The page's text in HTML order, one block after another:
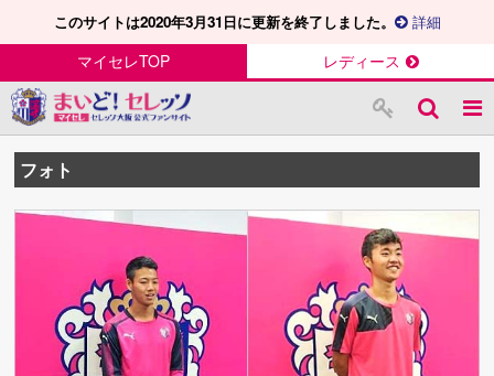
このサイトは2020年3月31日に更新を終了しました。 詳細
マイセレTOP レディース
フォト